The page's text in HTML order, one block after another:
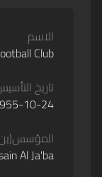
الاسم
Club
تاريخ
10-24
Al Ja'ba